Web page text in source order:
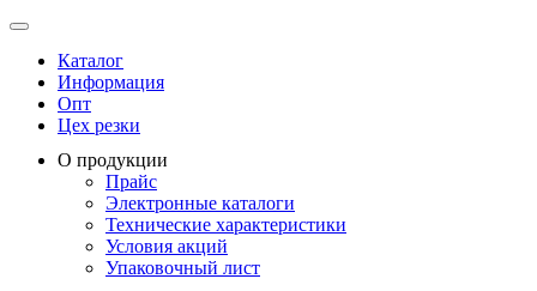
Каталог
Информация
Опт
Цех резки
О продукции
Прайс
Электронные каталоги
Технические характеристики
Условия акций
Упаковочный лист